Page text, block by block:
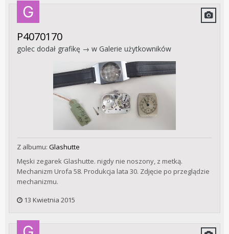
P4070170
golec dodał grafikę → w Galerie użytkowników
Z albumu: Glashutte
Męski zegarek Glashutte. nigdy nie noszony, z metką.
Mechanizm Urofa 58. Produkcja lata 30. Zdjęcie po przeglądzie
mechanizmu.
13 Kwietnia 2015